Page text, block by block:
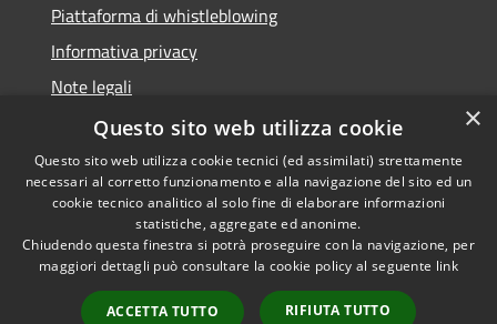
Piattaforma di whistleblowing
Informativa privacy
Note legali
Dichiarazione di accessibilità
RSS
Accessibilità
© 2022 • Comune di Santa
Margherita Ligure •
Powered by
Municipium• Accesso
×
Questo sito web utilizza cookie
Questo sito web utilizza cookie tecnici (ed assimilati) strettamente
necessari al corretto funzionamento e alla navigazione del sito ed un
cookie tecnico analitico al solo fine di elaborare informazioni
statistiche, aggregate ed anonime.
Chiudendo questa finestra si potrà proseguire con la navigazione, per
maggiori dettagli può consultare la cookie policy al seguente link
ACCETTA TUTTO RIFIUTA TUTTO